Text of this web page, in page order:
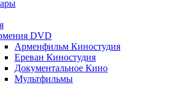
DVD
Арменфильм Киностудия
Ереван Киностудия
Документальное Кино
Мультфильмы